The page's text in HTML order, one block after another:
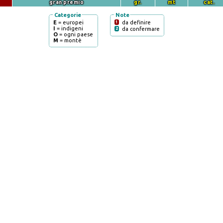
gran premio gr. mt cat.
Categorie
E = europei
= indigeni
O = ogni paese
M = montè
Note
1 da definire
2 da confermare